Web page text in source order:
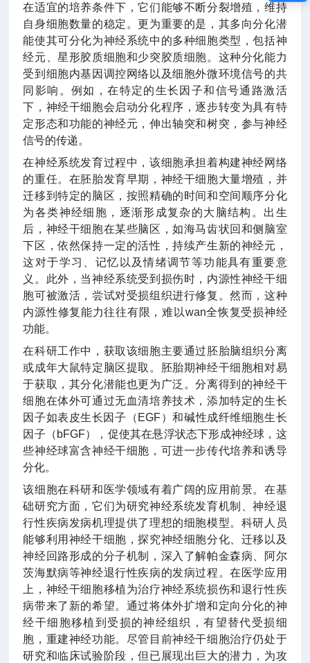
在适宜的培养条件下，它们能够不断分裂增殖，维持
自身细胞数量的稳定。更为重要的是，其多向分化潜
能使其可分化为神经系统中的多种细胞类型，包括神
经元、星形胶质细胞和少突胶质细胞。这种分化能力
受到细胞内基因调控网络以及细胞外微环境信号的共
同影响。例如，在特定的生长因子和信号通路激活
下，神经干细胞会启动分化程序，逐步转变为具有特
定形态和功能的神经元，伸出轴突和树突，参与神经
信号的传递。
在神经系统发育过程中，该细胞承担着构建神经网络
的重任。在胚胎发育早期，神经干细胞大量增殖，并
迁移到特定的脑区，按照精确的时间和空间顺序分化
为各类神经细胞，逐渐形成复杂的大脑结构。出生
后，神经干细胞在某些脑区，如海马齿状回和侧脑室
下区，依然保持一定的活性，持续产生新的神经元，
这对于学习、记忆以及情绪调节等功能具有重要意
义。此外，当神经系统受到损伤时，内源性神经干细
胞可被激活，尝试对受损组织进行修复。然而，这种
内源性修复能力往往有限，难以wan全恢复受损神经
功能。
在科研工作中，获取该细胞主要通过胚胎脑组织分离
或成年大鼠特定脑区提取。胚胎期神经干细胞相对易
于获取，其分化潜能也更为广泛。分离得到的神经干
细胞在体外可通过无血清培养技术，添加特定的生长
因子如表皮生长因子（EGF）和碱性成纤维细胞生长
因子（bFGF），促使其在悬浮状态下形成神经球，这
些神经球富含神经干细胞，可进一步传代培养和诱导
分化。
该细胞在科研和医学领域有着广阔的应用前景。在基
础研究方面，它们为研究神经系统发育机制、神经退
行性疾病发病机理提供了理想的细胞模型。科研人员
能够利用神经干细胞，探究神经细胞分化、迁移以及
神经回路形成的分子机制，深入了解帕金森病、阿尔
茨海默病等神经退行性疾病的发病过程。在医学应用
上，神经干细胞移植为治疗神经系统损伤和退行性疾
病带来了新的希望。通过将体外扩增和定向分化的神
经干细胞移植到受损的神经组织，有望替代受损细
胞，重建神经功能。尽管目前神经干细胞治疗仍处于
研究和临床试验阶段，但已展现出巨大的潜力，为攻